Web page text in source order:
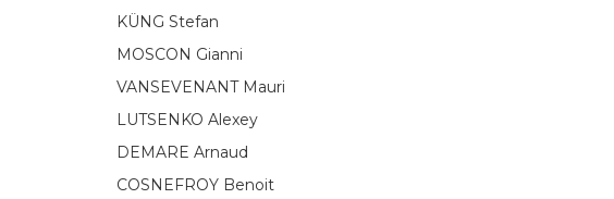
KÜNG Stefan
MOSCON Gianni
VANSEVENANT Mauri
LUTSENKO Alexey
DEMARE Arnaud
COSNEFROY Benoit